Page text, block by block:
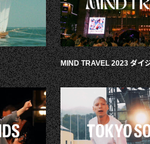
MIND TRAVEL 2023 ダイ